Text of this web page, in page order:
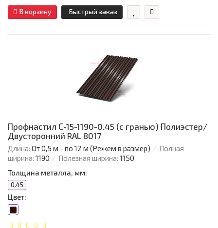
В корзину Быстрый заказ
Профнастил С-15-1190-0.45 (с гранью) Полиэстер/
Двусторонний RAL 8017
Длина: От 0,5 м - по 12 м (Режем в размер)
Полная
ширина: 1190 Полезная ширина: 1150
Толщина металла, мм:
0.45
Цвет: